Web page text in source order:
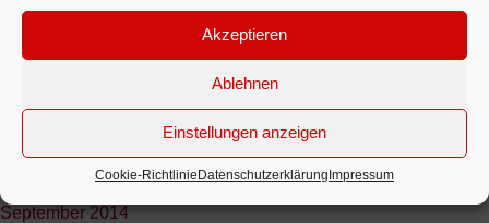
Akzeptieren
Ablehnen
Einstellungen anzeigen
Cookie-RichtlinieDatenschutzerklärungImpressum
April 2016
Oktober 2015
November 2014
September 2014